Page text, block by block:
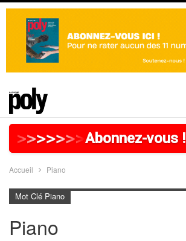
>> >>>>>>>>>>>>>>
Abonnez-vous !
Accueil Piano
Mot Clé Piano
Piano